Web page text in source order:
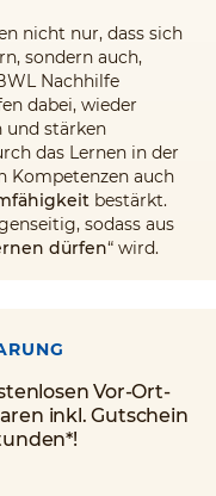
nicht nur, dass sich
sondern auch,
Nachhilfe
dabei, wieder
und stärken
das Lernen in der
Kompetenzen auch
bestärkt.
sodass aus
dürfen“ wird.
Vor-Ort-
inkl. Gutschein